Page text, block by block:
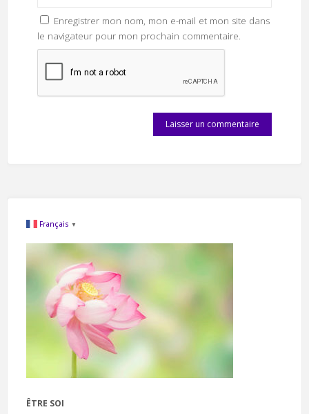
Enregistrer mon nom, mon e-mail et mon site dans
le navigateur pour mon prochain commentaire.
Français ▼
ÊTRE SOI